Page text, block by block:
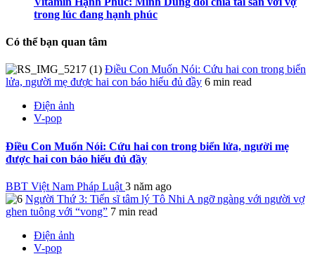
trong lúc đang hạnh phúc
Có thể bạn quan tâm
Điều Con Muốn Nói: Cứu hai con trong biển
lửa, người mẹ được hai con báo hiếu đủ đầy 6 min read
Điện ảnh
V-pop
Điều Con Muốn Nói: Cứu hai con trong biển lửa, người mẹ
được hai con báo hiếu đủ đầy
BBT Việt Nam Pháp Luật 3 năm ago
Người Thứ 3: Tiến sĩ tâm lý Tô Nhi A ngỡ ngàng với người vợ
ghen tuông với “vong” 7 min read
Điện ảnh
V-pop